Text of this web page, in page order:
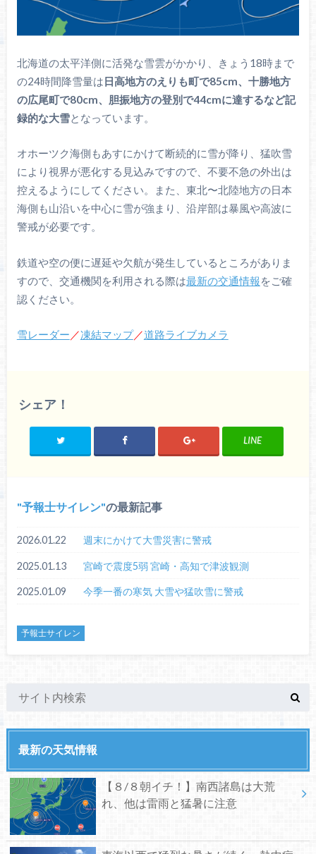
北海道の太平洋側に活発な雪雲がかかり、きょう18時まで
の24時間降雪量は日高地方のえりも町で85cm、十勝地方
の広尾町で80cm、胆振地方の登別で44cmに達するなど記
録的な大雪となっています。
オホーツク海側もあすにかけて断続的に雪が降り、猛吹雪
により視界が悪化する見込みですので、不要不急の外出は
控えるようにしてください。また、東北〜北陸地方の日本
海側も山沿いを中心に雪が強まり、沿岸部は暴風や高波に
警戒が必要です。
鉄道や空の便に遅延や欠航が発生しているところがありま
すので、交通機関を利用される際は最新の交通情報をご確
認ください。
雪レーダー ／凍結マップ／道路ライブカメラ
シェア！
LINE
予報士サイレン の最新記事
2026.01.22 週末にかけて大雪災害に警戒
2025.01.13 宮崎で震度5弱 宮崎・高知で津波観測
2025.01.09 今季一番の寒気 大雪や猛吹雪に警戒
予報士サイレン
最新の天気情報
【８/８朝イチ！】南西諸島は大荒
れ、他は雷雨と猛暑に注意